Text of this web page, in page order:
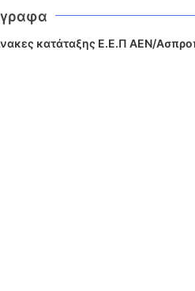
κατάταξης Ε.Ε.Π ΑΕΝ/